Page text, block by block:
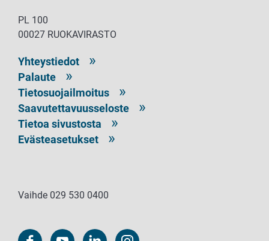
PL 100
00027 RUOKAVIRASTO
Yhteystiedot
Palaute
Tietosuojailmoitus
Saavutettavuusseloste
Tietoa sivustosta
Evästeasetukset
Vaihde 029 530 0400